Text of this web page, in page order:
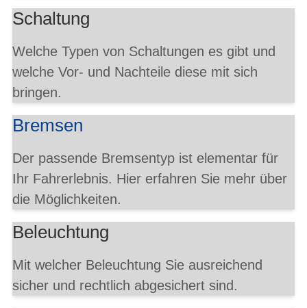
Schaltung
Welche Typen von Schaltungen es gibt und
welche Vor- und Nachteile diese mit sich
bringen.
Bremsen
Der passende Bremsentyp ist elementar für
Ihr Fahrerlebnis. Hier erfahren Sie mehr über
die Möglichkeiten.
Beleuchtung
Mit welcher Beleuchtung Sie ausreichend
sicher und rechtlich abgesichert sind.